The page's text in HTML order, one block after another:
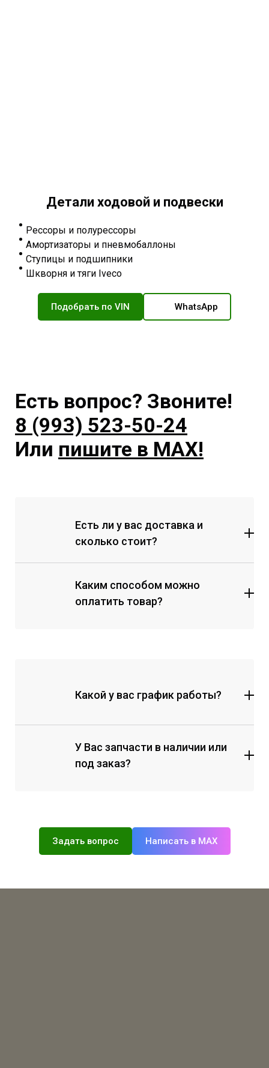
Детали ходовой и подвески
Рессоры и полурессоры
Амортизаторы и пневмобаллоны
Ступицы и подшипники
Шкворня и тяги Iveco
Подобрать по VIN WhatsApp
Есть вопрос? Звоните!
8 (993) 523-50-24
Или пишите в MAX!
Есть ли у вас доставка и
сколько стоит?
Каким способом можно
оплатить товар?
Какой у вас график работы?
У Вас запчасти в наличии или
под заказ?
Задать вопрос Написать в MAX